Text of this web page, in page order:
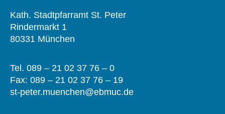
Kath. Stadtpfarramt St. Peter
Rindermarkt 1
80331 München
Tel. 089 – 21 02 37 76 – 0
Fax: 089 – 21 02 37 76 – 19
st-peter.muenchen@ebmuc.de